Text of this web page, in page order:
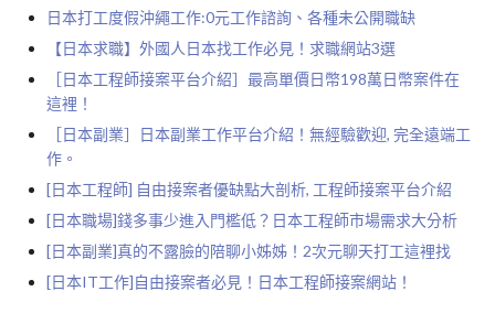
日本打工度假沖繩工作:0元工作諮詢、各種未公開職缺
【日本求職】外國人日本找工作必見！求職網站3選
［日本工程師接案平台介紹］最高單價日幣198萬日幣案件在
這裡！
［日本副業］日本副業工作平台介紹！無經驗歡迎, 完全遠端工
作。
[日本工程師] 自由接案者優缺點大剖析, 工程師接案平台介紹
[日本職場]錢多事少進入門檻低？日本工程師市場需求大分析
[日本副業]真的不露臉的陪聊小姊姊！2次元聊天打工這裡找
[日本IT工作]自由接案者必見！日本工程師接案網站！